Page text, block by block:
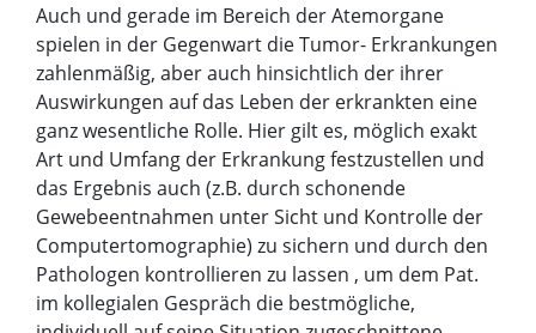
Auch und gerade im Bereich der Atemorgane
spielen in der Gegenwart die Tumor- Erkrankungen
zahlenmäßig, aber auch hinsichtlich der ihrer
Auswirkungen auf das Leben der erkrankten eine
ganz wesentliche Rolle. Hier gilt es, möglich exakt
Art und Umfang der Erkrankung festzustellen und
das Ergebnis auch (z.B. durch schonende
Gewebeentnahmen unter Sicht und Kontrolle der
Computertomographie) zu sichern und durch den
Pathologen kontrollieren zu lassen , um dem Pat.
im kollegialen Gespräch die bestmögliche,